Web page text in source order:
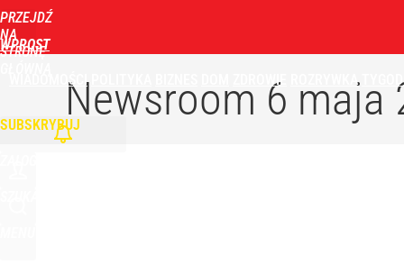
PRZEJDŹ
NA
STRONĘ
WPROST
WIADOMOŚCI ZDROWIE ROZRYWKA
SUBSKRYBUJNewsroom 6 maja